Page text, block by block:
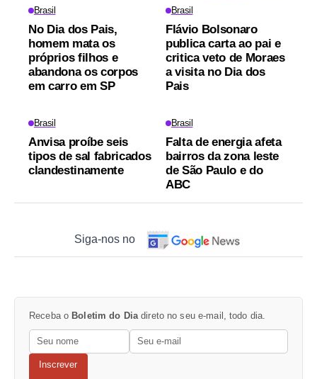
Brasil
No Dia dos Pais,
homem mata os
próprios filhos e
abandona os corpos
em carro em SP
Brasil
Flávio Bolsonaro
publica carta ao pai e
critica veto de Moraes
a visita no Dia dos
Pais
Brasil
Anvisa proíbe seis
tipos de sal fabricados
clandestinamente
Brasil
Falta de energia afeta
bairros da zona leste
de São Paulo e do
ABC
Siga-nos no
Receba o Boletim do Diadireto no seu e-mail, todo dia.
Inscrever